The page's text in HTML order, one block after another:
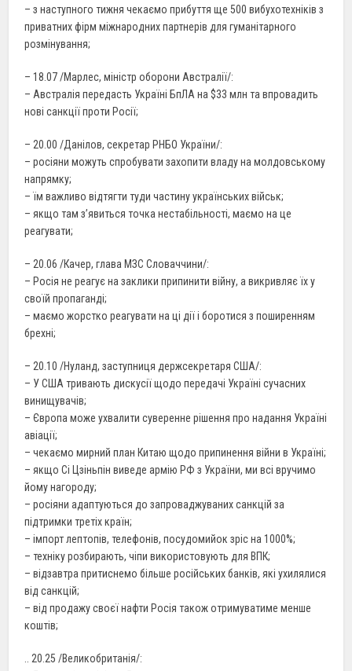
– з наступного тижня чекаємо прибуття ще 500 вибухотехніків з
приватних фірм міжнародних партнерів для гуманітарного
розмінування;
– 18.07 /Марлес, міністр оборони Австралії/:
– Австралія передасть Україні БпЛА на $33 млн та впровадить
нові санкції проти Росії;
– 20.00 /Данілов, секретар РНБО України/:
– росіяни можуть спробувати захопити владу на молдовському
напрямку;
– їм важливо відтягти туди частину українських військ;
– якщо там з’явиться точка нестабільності, маємо на це
реагувати;
– 20.06 /Качер, глава МЗС Словаччини/:
– Росія не реагує на заклики припинити війну, а викривляє їх у
своїй пропаганді;
– маємо жорстко реагувати на ці дії і боротися з поширенням
брехні;
– 20.10 /Нуланд, заступниця держсекретаря США/:
– У США тривають дискусії щодо передачі Україні сучасних
винищувачів;
– Європа може ухвалити суверенне рішення про надання Україні
авіації;
– чекаємо мирний план Китаю щодо припинення війни в Україні;
– якщо Сі Цзіньпін виведе армію РФ з України, ми всі вручимо
йому нагороду;
– росіяни адаптуються до запроваджуваних санкцій за
підтримки третіх країн;
– імпорт лептопів, телефонів, посудомийок зріс на 1000%;
– техніку розбирають, чіпи використовують для ВПК;
– відзавтра притиснемо більше російських банків, які ухилялися
від санкцій;
– від продажу своєї нафти Росія також отримуватиме менше
коштів;
.. 20.25 /Великобританія/: